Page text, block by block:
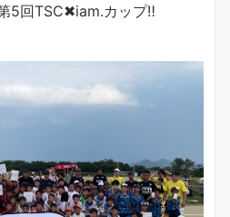
5回TSC✖︎iam.カップ‼︎